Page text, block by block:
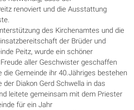
renoviert und die Ausstattung
des Kirchenamtes und die
der Brüder und
Peitz, wurde ein schöner
aller Geschwister geschaffen
die Gemeinde ihr 40.Jähriges bestehen
Diakon Gerd Schwella in das
leitete gemeinsam mit dem Priester
für ein Jahr